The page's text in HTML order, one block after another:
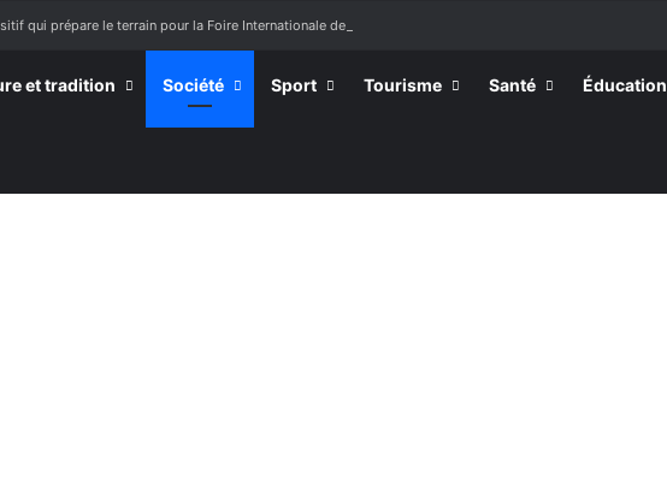
qui prépare le terrain pour la Foire Internationale de Lomé
et tradition Société Sport Tourisme Santé Éducation